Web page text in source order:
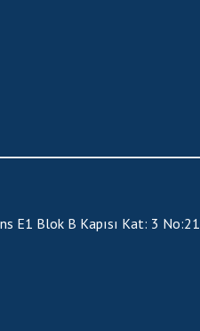
E1 Blok B Kapısı Kat: 3 No:21